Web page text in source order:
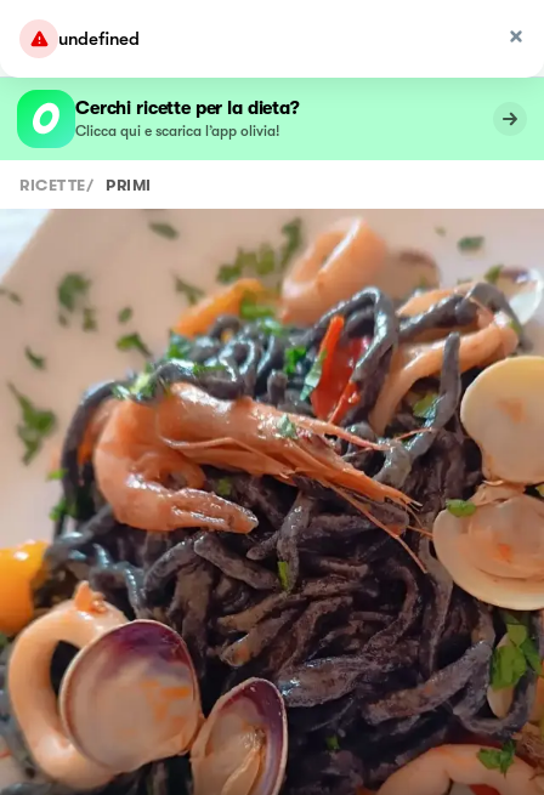
undefined
Cerchi ricette per la dieta?
Clicca qui e scarica l’app olivia!
RICETTE/ PRIMI